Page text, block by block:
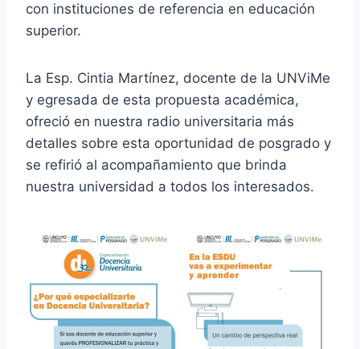
con instituciones de referencia en educación
superior.
La Esp. Cintia Martínez, docente de la UNViMe
y egresada de esta propuesta académica,
ofreció en nuestra radio universitaria más
detalles sobre esta oportunidad de posgrado y
se refirió al acompañamiento que brinda
nuestra universidad a todos los interesados.